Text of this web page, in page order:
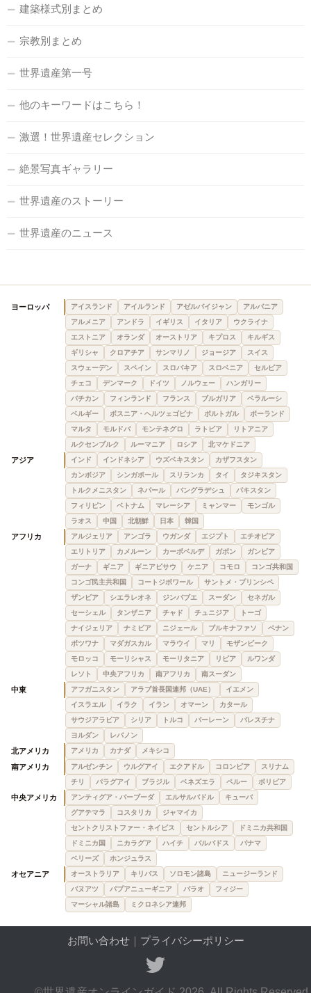
建築様式別まとめ
宗教別まとめ
世界遺産第一号
他のキーワードはこちら！
激選！世界遺産セレクション
絶景写真ギャラリー
世界遺産のストーリー
世界遺産のニュース
ヨーロッパ アイスランド アイルランド アゼルバイジャン
アルバニア
アルメニア
アンドラ イギリス イタリア
ウクライナ
エストニア
オランダ オーストリア キプロス
キルギス
ギリシャ
クロアチア サンマリノ ジョージア
スイス
スウェーデン
スペイン スロバキア スロベニア
セルビア
チェコ
デンマーク ドイツ ノルウェー
ハンガリー
バチカン
フィンランド フランス ブルガリア
ベラルーシ
ベルギー
ボスニア・ヘルツェゴビナ ポルトガル
ポーランド
マルタ
モルドバ モンテネグロ ラトビア
リトアニア
ルクセンブルク
ルーマニア ロシア 北マケドニア
アジア インド インドネシア ウズベキスタン
カザフスタン
カンボジア
シンガポール スリランカ タイ
タジキスタン
トルクメニスタン
ネパール バングラデシュ
パキスタン
フィリピン
ベトナム マレーシア ミャンマー
モンゴル
ラオス
中国 北朝鮮 日本 韓国
アフリカ アルジェリア アンゴラ ウガンダ エジプト
エチオピア
エリトリア
カメルーン カーボベルデ ガボン
ガンビア
ガーナ
ギニア ギニアビサウ ケニア コモロ
コンゴ共和国
コンゴ民主共和国
コートジボワール
サントメ・プリンシペ
ザンビア
シエラレオネ ジンバブエ スーダン
セネガル
セーシェル
タンザニア チャド チュニジア
トーゴ
ナイジェリア
ナミビア ニジェール ブルキナファソ
ベナン
ボツワナ
マダガスカル マラウイ マリ
モザンビーク
モロッコ
モーリシャス モーリタニア リビア
ルワンダ
レソト
中央アフリカ 南アフリカ 南スーダン
中東 アフガニスタン アラブ首長国連邦（UAE）
イエメン
イスラエル
イラク イラン オマーン
カタール
サウジアラビア
シリア トルコ バーレーン
パレスチナ
ヨルダン
レバノン
北アメリカ アメリカ カナダ メキシコ
南アメリカ アルゼンチン ウルグアイ エクアドル コロンビア
スリナム
チリ
パラグアイ ブラジル ベネズエラ ペルー ボリビア
中央アメリカ アンティグア・バーブーダ エルサルバドル
キューバ
グアテマラ
コスタリカ
ジャマイカ
セントクリストファー・ネイビス
セントルシア
ドミニカ共和国
ドミニカ国
ニカラグア ハイチ バルバドス
パナマ
ベリーズ
ホンジュラス
オセアニア オーストラリア キリバス ソロモン諸島
ニュージーランド
バヌアツ
パプアニューギニア パラオ
フィジー
マーシャル諸島
ミクロネシア連邦
お問い合わせ｜ プライバシーポリシー